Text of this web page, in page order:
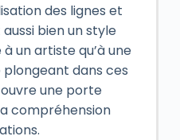
des lignes et
bien un style
un artiste qu’à une
plongeant dans ces
une porte
compréhension